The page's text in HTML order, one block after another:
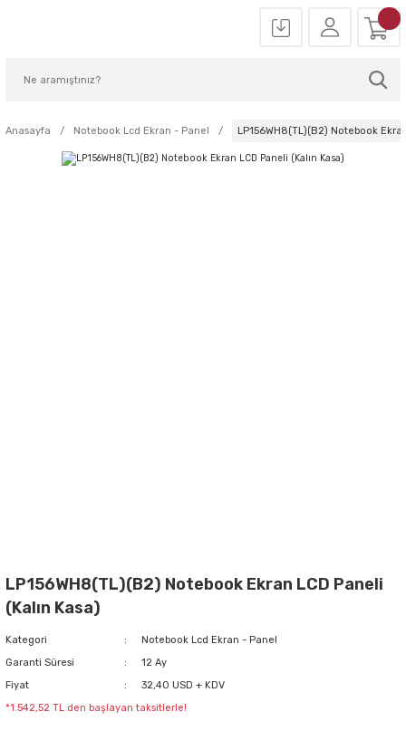
Anasayfa Notebook Lcd Ekran - Panel LP156WH8(TL)(B2) Notebook
LP156WH8(TL)(B2) Notebook Ekran LCD Paneli
(Kalın Kasa)
Kategori
Notebook Lcd Ekran - Panel
Garanti Süresi
12 Ay
Fiyat
32,40 USD + KDV
*1.542,52 TL den başlayan taksitlerle!